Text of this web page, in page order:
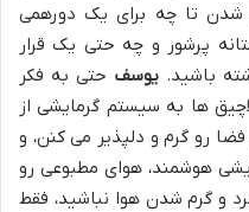
۱۲ نفره طراحی شدن تا چه برای یک دورهمی
پرشور و چه حتی یک قرار
باشید.یوسف حتی به فکر
ها به سیستم گرمایشی از
رو گرم و دلپذیر می کنن، و
هوشمند، هوای مطبوعی رو
و گرم شدن هوا نباشید، فقط